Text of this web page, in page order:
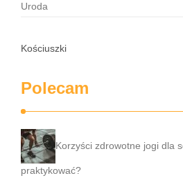
Uroda
Kościuszki
Polecam
Korzyści zdrowotne jogi dla
praktykować?